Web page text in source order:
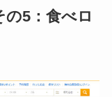
5：食べロ